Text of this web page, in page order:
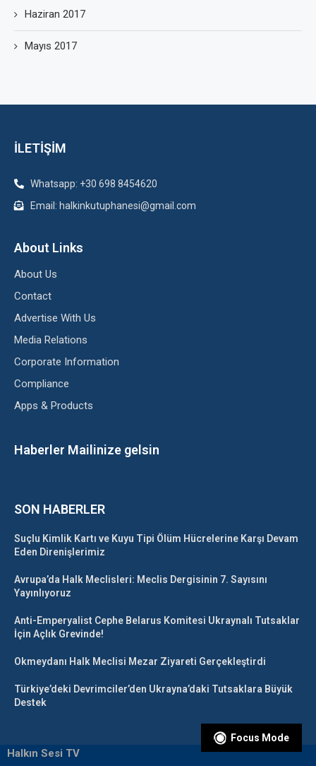
Haziran 2017
Mayıs 2017
İLETİŞİM
Whatsapp: +30 698 8454620
Email: halkinkutuphanesi@gmail.com
About Links
About Us
Contact
Advertise With Us
Media Relations
Corporate Information
Compliance
Apps & Products
Haberler Mailinize gelsin
SON HABERLER
Suçlu Kimlik Kartı ve Kuyu Tipi Ölüm Hücrelerine Karşı Devam
Eden Direnişlerimiz
Avrupa’da Halk Meclisleri: Meclis Dergisinin 7. Sayısını
Yayınlıyoruz
Anti-Emperyalist Cephe Belarus Komitesi Ukraynalı Tutsaklar
İçin Açlık Grevinde!
Okmeydanı Halk Meclisi Mezar Ziyareti Gerçekleştirdi
Türkiye’deki Devrimciler’den Ukrayna’daki Tutsaklara Büyük
Destek
Halkın Sesi TV
Focus Mode